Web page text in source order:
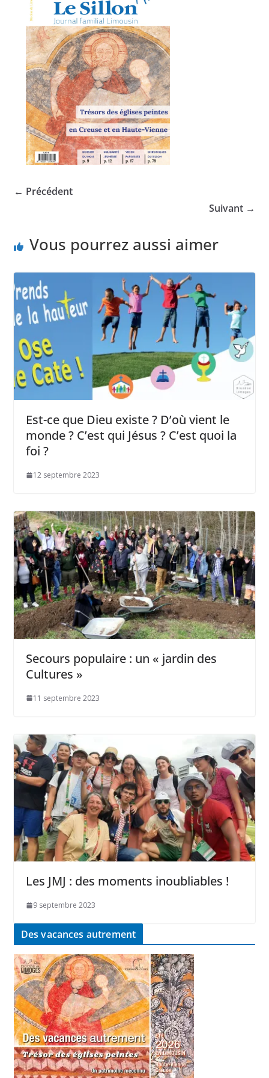
← Précédent
Suivant →
Vous pourrez aussi aimer
Est-ce que Dieu existe ? D’où vient le
monde ? C’est qui Jésus ? C’est quoi la
foi ?
12 septembre 2023
Secours populaire : un « jardin des
Cultures »
11 septembre 2023
Les JMJ : des moments inoubliables !
9 septembre 2023
Des vacances autrement